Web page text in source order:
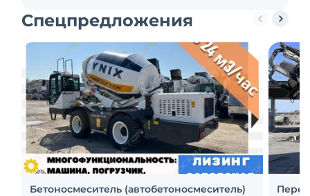
Спецпредложения
Бетоносмеситель (автобетоносмеситель)